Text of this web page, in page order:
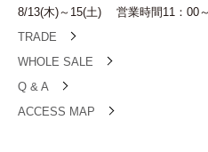
TRADE
WHOLE SALE
Q & A
ACCESS MAP
8/13(木)～15(土) 営業時間11：00